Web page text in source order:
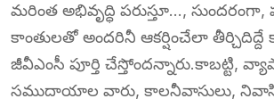
మరింత అభివృద్ధి పరుస్తూ…, సుందరంగా,
కాంతులతో అందరినీ ఆకర్షించేలా తీర్చిదిద్దే
జీవీఎంసీ పూర్తి చేస్తోందన్నారు.కాబట్టి,
సముదాయాల వారు, కాలనీవాసులు,